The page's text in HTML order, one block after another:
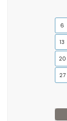
6
13
20
27